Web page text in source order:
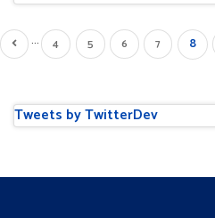
Página
anterior
… Page
4 Page
5 Page
6 Page
7 8
Tweets by TwitterDev